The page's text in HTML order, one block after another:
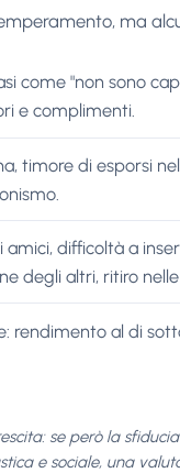
ma
come "non sono
e complimenti.
timore di esporsi
amici, difficoltà a
degli altri, ritiro
rendimento al di
se però la
e sociale, una